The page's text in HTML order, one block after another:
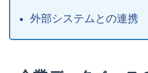
外部システムとの連携